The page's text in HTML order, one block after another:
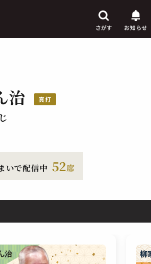
さがす お知らせ
治 真打
いで配信中 52席